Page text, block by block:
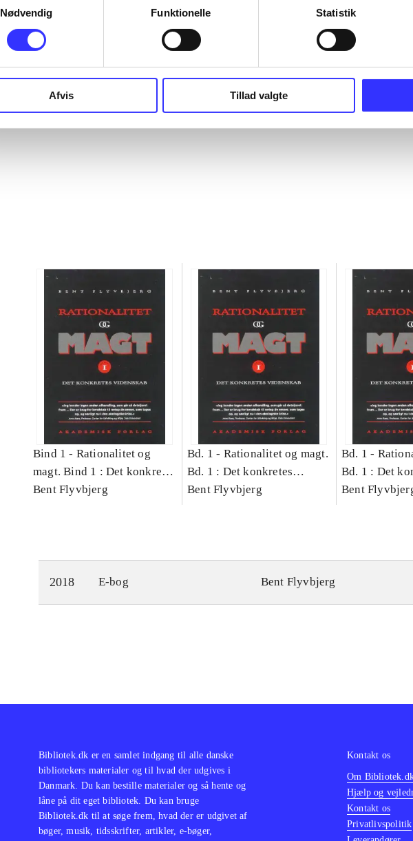
Nødvendig
Funktionelle Statistik
Afvis Tillad valgte
...
Bind 1 - Rationalitet og
magt. Bind 1 : Det konkretes
videnskab
Bent Flyvbjerg
Bd. 1 - Rationalitet og magt.
Bd. 1 : Det konkretes
videnskab
Bent Flyvbjerg
Bd. 1 -
Bd. 1 : Det
videnskab
Bent
2018 E-bog Bent Flyvbjerg
Bibliotek.dk er en samlet indgang til alle danske
bibliotekers materialer og til hvad der udgives i
Danmark. Du kan bestille materialer og så hente og
låne på dit eget bibliotek. Du kan bruge
Bibliotek.dk til at søge frem, hvad der er udgivet af
bøger, musik, tidsskrifter, artikler, e-bøger,
Kontakt os
Om
Hjælp og
Kontakt os
Privatlivspolitik